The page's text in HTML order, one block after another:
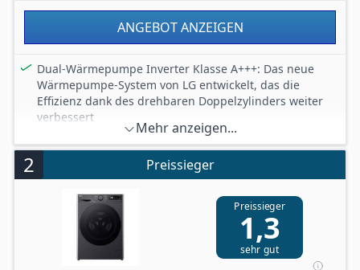
ANGEBOT ANZEIGEN
Dual-Wärmepumpe Inverter Klasse A+++: Das neue
Wärmepumpe-System von LG entwickelt, das die
Effizienz dank des drehbaren Doppelzylinders weiter
verbessert
Schonende Trocknung bei niedriger Temperatur: Dieser
Trockner verwendet konstante und weniger aggressive
Temperaturen, um das Risiko von Schrumpfen oder
Verfilzen von Geweben zu vermeiden
ECO HYBRID-TECHNOLOGIE: Je nach Ihren
Bedürfnissen können Sie wählen, ob Sie die Kleidung
mit dem Eco-Modus trocknen oder die
Trocknungszeiten mit dem Turbo-Modus
Mehr anzeigen...
2 Preissieger
Preissieger
1,3
sehr gut